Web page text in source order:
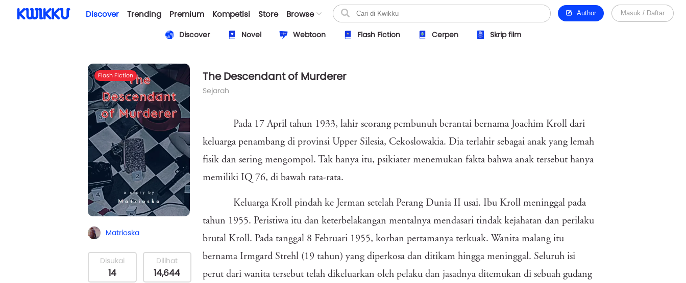
Discover Trending Premium Kompetisi Store Browse Author Masuk / Daftar
Discover Novel Webtoon Flash Fiction Cerpen Skrip film
Flash Fiction
Matrioska
Disukai
14
Dilihat
14,644
The Descendant of Murderer
Sejarah
Pada 17 April tahun 1933, lahir seorang pembunuh berantai bernama Joachim Kroll dari
keluarga penambang di provinsi Upper Silesia, Cekoslowakia. Dia terlahir sebagai anak yang lemah
fisik dan sering mengompol. Tak hanya itu, psikiater menemukan fakta bahwa anak tersebut hanya
memiliki IQ 76, di bawah rata-rata.
Keluarga Kroll pindah ke Jerman setelah Perang Dunia II usai. Ibu Kroll meninggal pada
tahun 1955. Peristiwa itu dan keterbelakangan mentalnya mendasari tindak kejahatan dan perilaku
brutal Kroll. Pada tanggal 8 Februari 1955, korban pertamanya terkuak. Wanita malang itu
bernama Irmgard Strehl (19 tahun) yang diperkosa dan ditikam hingga meninggal. Seluruh isi
perut dari wanita tersebut telah dikeluarkan oleh pelaku dan jasadnya ditemukan di sebuah gudang